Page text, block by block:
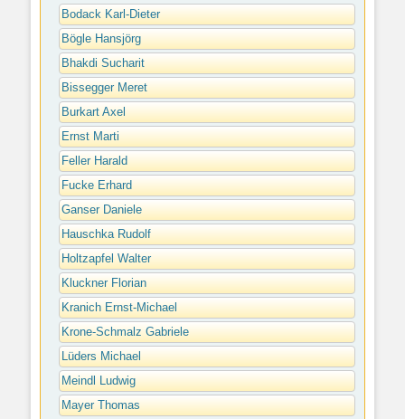
Bodack Karl-Dieter
Bögle Hansjörg
Bhakdi Sucharit
Bissegger Meret
Burkart Axel
Ernst Marti
Feller Harald
Fucke Erhard
Ganser Daniele
Hauschka Rudolf
Holtzapfel Walter
Kluckner Florian
Kranich Ernst-Michael
Krone-Schmalz Gabriele
Lüders Michael
Meindl Ludwig
Mayer Thomas